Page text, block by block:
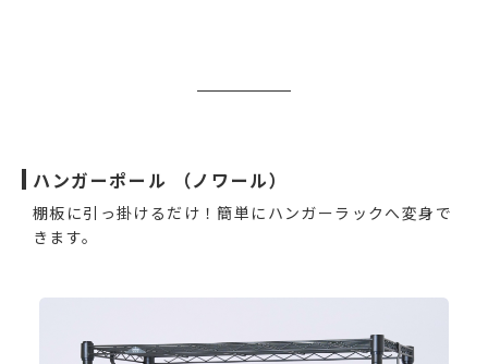
ハンガーポール （ノワール）
棚板に引っ掛けるだけ！簡単にハンガーラックへ変身で
きます。